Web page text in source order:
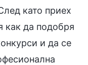
като приех
как да подобря
и да се